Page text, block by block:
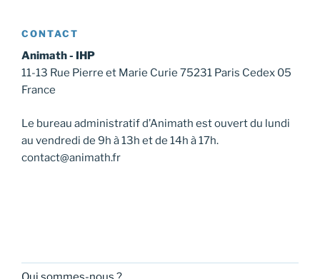
CONTACT
Animath - IHP
11-13 Rue Pierre et Marie Curie 75231 Paris Cedex 05
France
Le bureau administratif d’Animath est ouvert du lundi
au vendredi de 9h à 13h et de 14h à 17h.
contact@animath.fr